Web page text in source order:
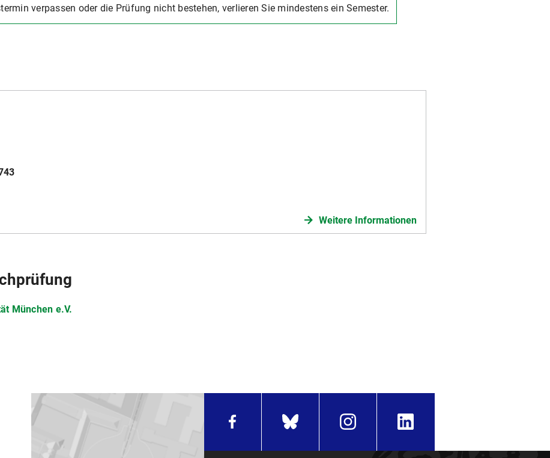
verpassen oder die Prüfung nicht bestehen, verlieren Sie mindestens ein Semester.
Weitere Informationen
München e.V.